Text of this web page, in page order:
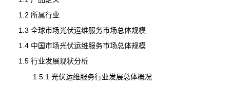
1.2 所属行业
1.3 全球市场光伏运维服务市场总体规模
1.4 中国市场光伏运维服务市场总体规模
1.5 行业发展现状分析
1.5.1 光伏运维服务行业发展总体概况